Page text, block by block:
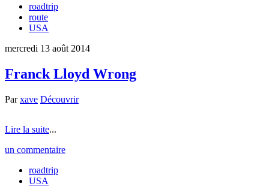
roadtrip
route
USA
mercredi 13 août 2014
Franck Lloyd Wrong
Parxave Découvrir
Lire la suite...
un commentaire
roadtrip
USA